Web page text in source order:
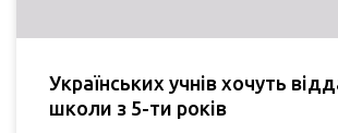
Українських учнів хочуть
школи з 5-ти років